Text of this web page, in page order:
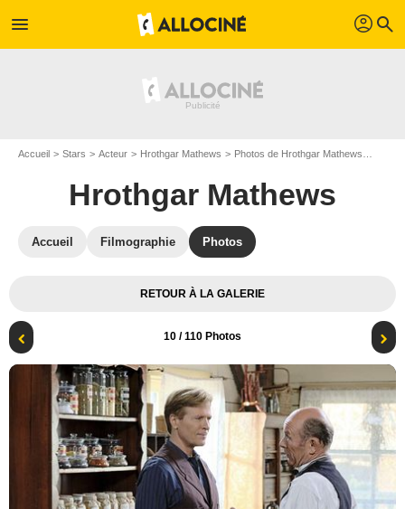
menu profil search
Accueil Stars Acteur Hrothgar Mathews Photos de Hrothgar Mathews
Hrothgar Mathews
Accueil Filmographie Photos
RETOUR À LA GALERIE
10 / 110 Photos